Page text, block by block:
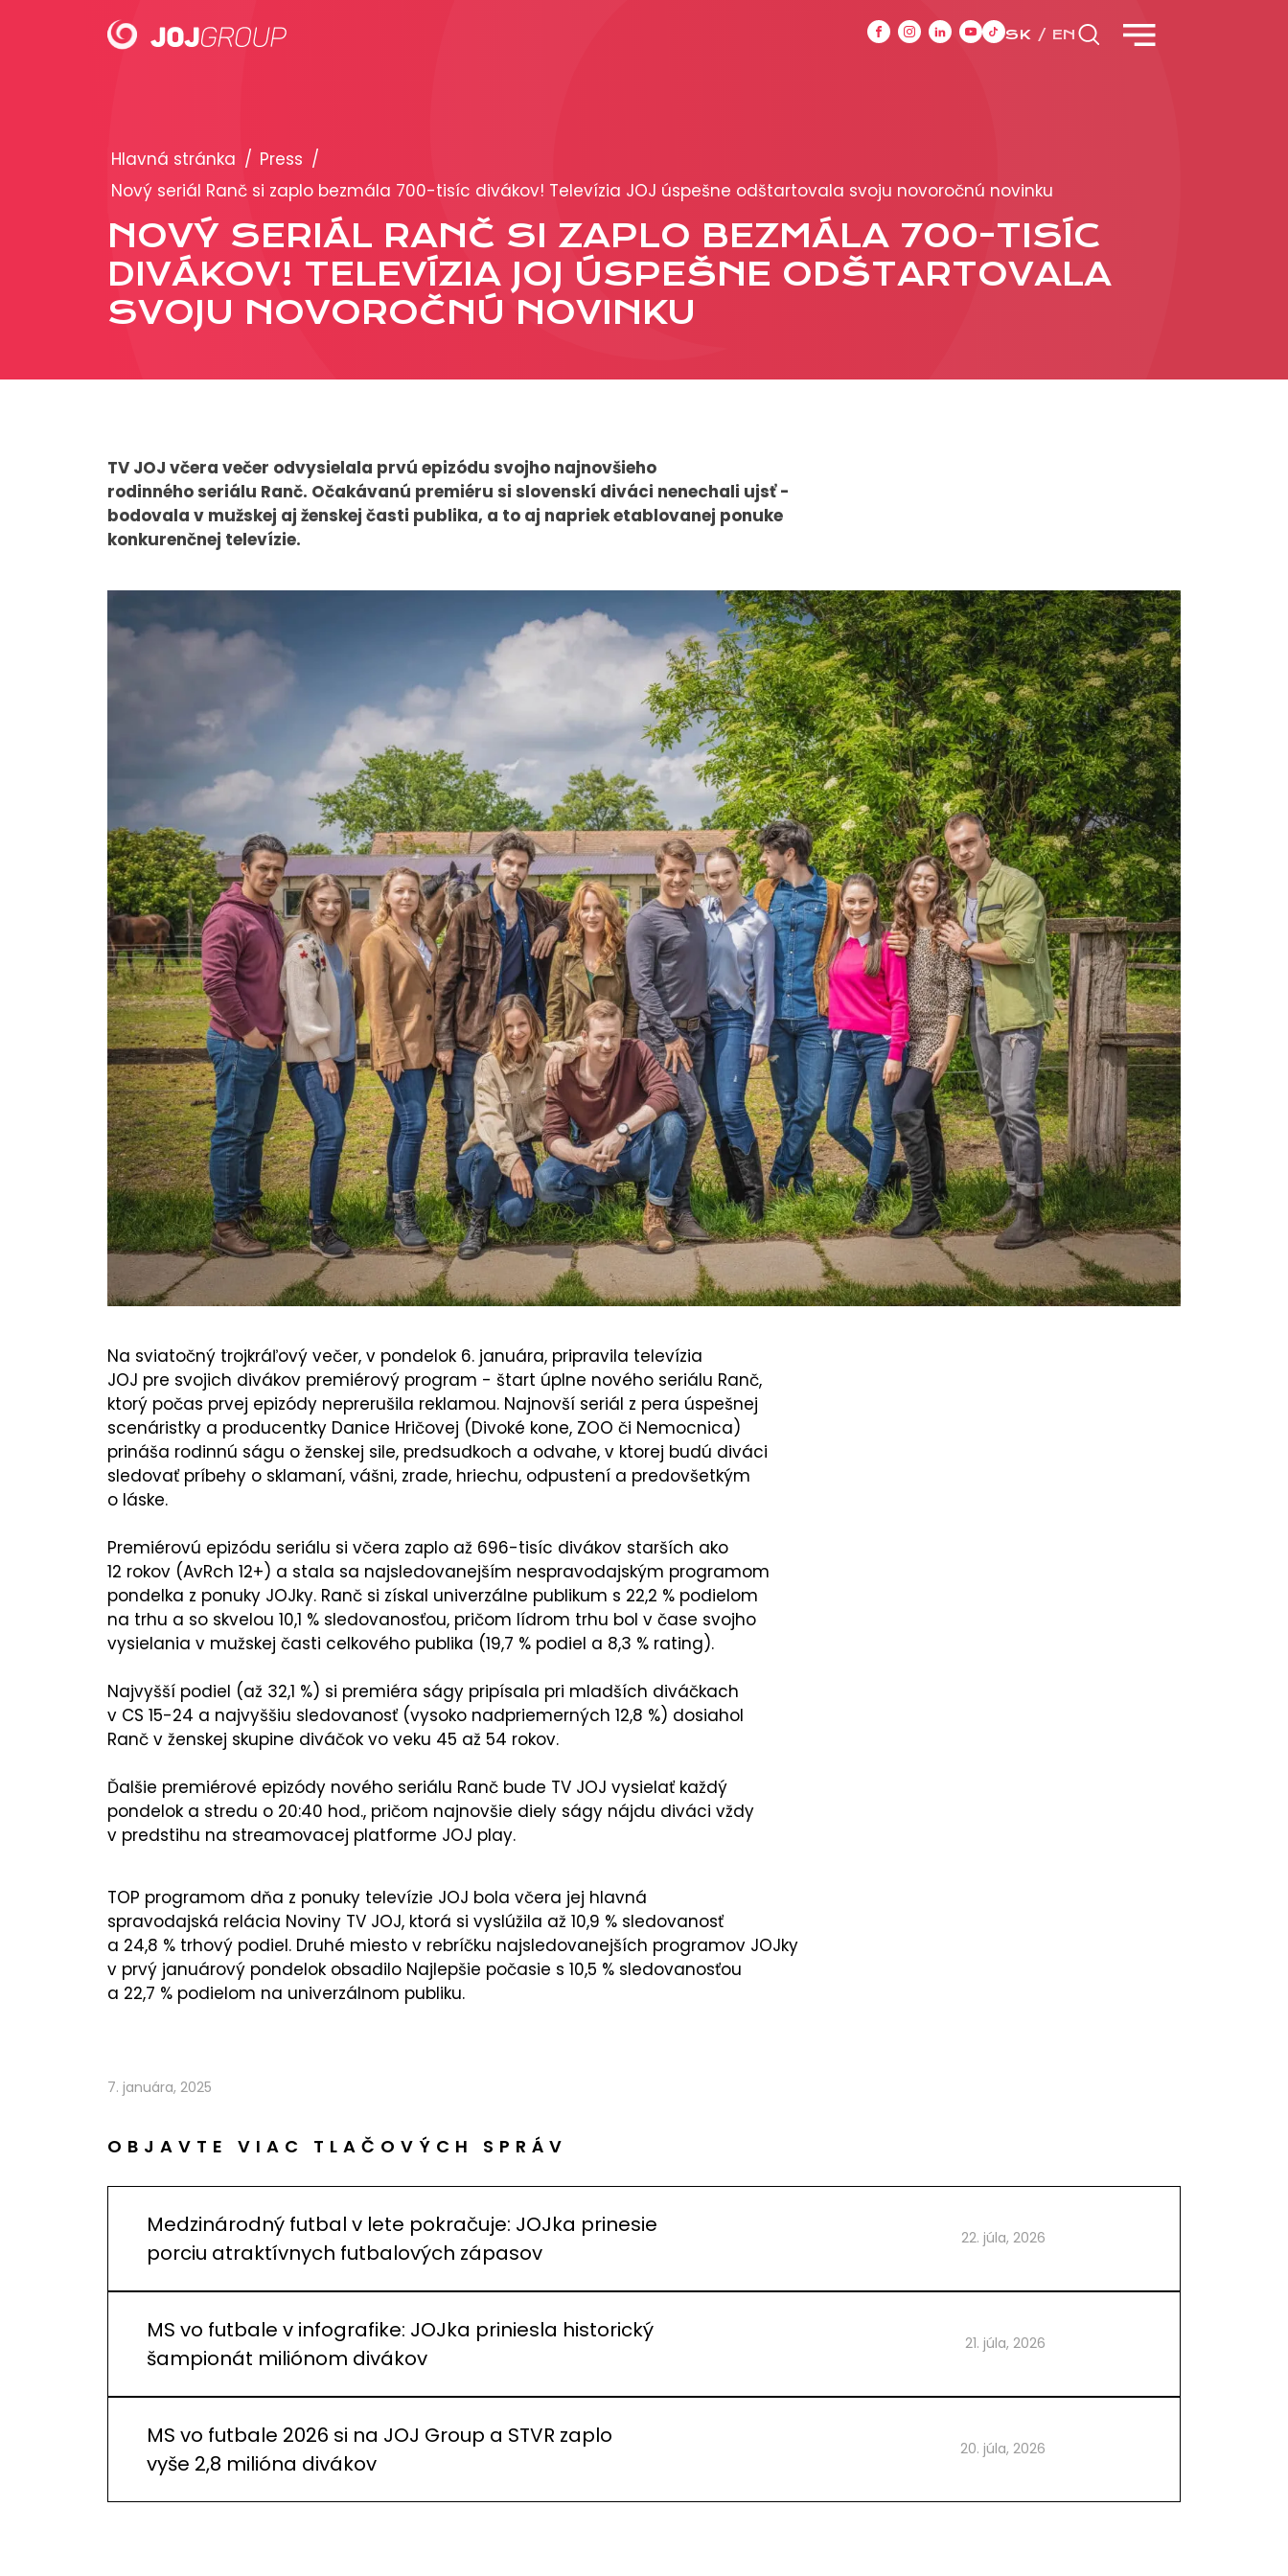
SK EN
Brandy
Produkty
Viac o reklamných
formátoch
Obchodné podmienky
Prezentácia 2026
O NÁS
Tím
PRESS
VEREJNÉ
KONTAKT
Hlavná stránka / Press /
Nový seriál Ranč si zaplo bezmála 700-tisíc divákov! Televízia JOJ úspešne odštartovala svoju novoročnú novinku
NOVÝ SERIÁL RANČ SI ZAPLO BEZMÁLA 700-TISÍC
DIVÁKOV! TELEVÍZIA JOJ ÚSPEŠNE ODŠTARTOVALA
SVOJU NOVOROČNÚ NOVINKU
TV JOJ včera večer odvysielala prvú epizódu svojho najnovšieho
rodinného seriálu Ranč. Očakávanú premiéru si slovenskí diváci nenechali ujsť -
bodovala v mužskej aj ženskej časti publika, a to aj napriek etablovanej ponuke
konkurenčnej televízie.
Na sviatočný trojkráľový večer, v pondelok 6. januára, pripravila televízia
JOJ pre svojich divákov premiérový program - štart úplne nového seriálu Ranč,
ktorý počas prvej epizódy neprerušila reklamou. Najnovší seriál z pera úspešnej
scenáristky a producentky Danice Hričovej (Divoké kone, ZOO či Nemocnica)
prináša rodinnú ságu o ženskej sile, predsudkoch a odvahe, v ktorej budú diváci
sledovať príbehy o sklamaní, vášni, zrade, hriechu, odpustení a predovšetkým
o láske.
Premiérovú epizódu seriálu si včera zaplo až 696-tisíc divákov starších ako
12 rokov (AvRch 12+) a stala sa najsledovanejším nespravodajským programom
pondelka z ponuky JOJky. Ranč si získal univerzálne publikum s 22,2 % podielom
na trhu a so skvelou 10,1 % sledovanosťou, pričom lídrom trhu bol v čase svojho
vysielania v mužskej časti celkového publika (19,7 % podiel a 8,3 % rating).
Najvyšší podiel (až 32,1 %) si premiéra ságy pripísala pri mladších diváčkach
v CS 15-24 a najvyššiu sledovanosť (vysoko nadpriemerných 12,8 %) dosiahol
Ranč v ženskej skupine diváčok vo veku 45 až 54 rokov.
Ďalšie premiérové epizódy nového seriálu Ranč bude TV JOJ vysielať každý
pondelok a stredu o 20:40 hod., pričom najnovšie diely ságy nájdu diváci vždy
v predstihu na streamovacej platforme JOJ play.
TOP programom dňa z ponuky televízie JOJ bola včera jej hlavná
spravodajská relácia Noviny TV JOJ, ktorá si vyslúžila až 10,9 % sledovanosť
a 24,8 % trhový podiel. Druhé miesto v rebríčku najsledovanejších programov JOJky
v prvý januárový pondelok obsadilo Najlepšie počasie s 10,5 % sledovanosťou
a 22,7 % podielom na univerzálnom publiku.
7. januára, 2025
OBJAVTE VIAC TLAČOVÝCH SPRÁV
Medzinárodný futbal v lete pokračuje: JOJka prinesie
porciu atraktívnych futbalových zápasov
22. júla, 2026
MS vo futbale v infografike: JOJka priniesla historický
šampionát miliónom divákov
21. júla, 2026
MS vo futbale 2026 si na JOJ Group a STVR zaplo
vyše 2,8 milióna divákov
20. júla, 2026